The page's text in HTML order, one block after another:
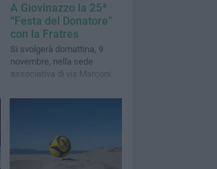
A Giovinazzo la 25ª
“Festa del Donatore”
con la Fratres
Si svolgerà domattina, 9
novembre, nella sede
associativa di via Marconi